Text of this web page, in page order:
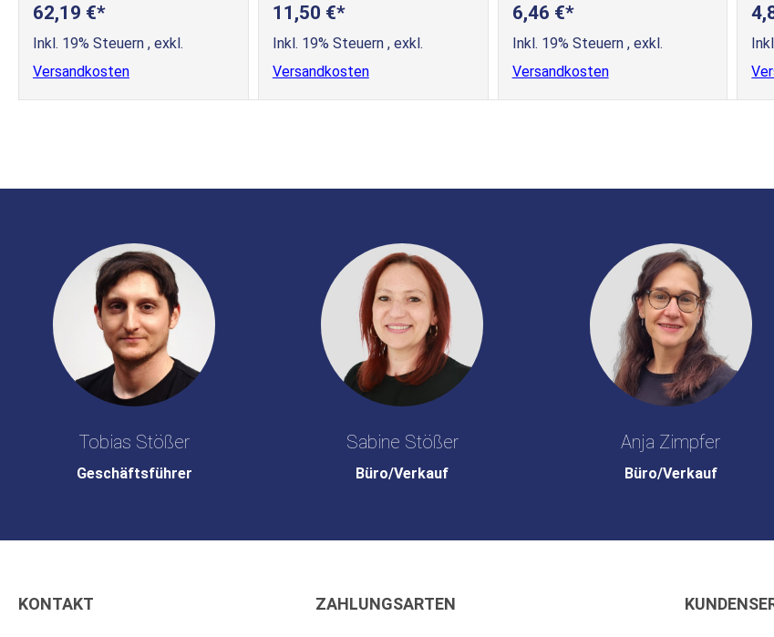
62,19 €
Inkl. 19% Steuern , exkl.
Versandkosten
11,50 €
Inkl. 19% Steuern , exkl.
Versandkosten
6,46 €
Inkl. 19% Steuern , exkl.
Versandkosten
Tobias Stößer
Geschäftsführer
Sabine Stößer
Büro/Verkauf
Anja Zimpfer
Büro/Verkauf
KONTAKT ZAHLUNGSARTEN